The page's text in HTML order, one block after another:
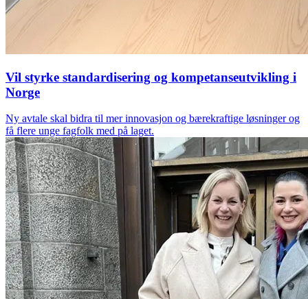
Vil styrke standardisering og kompetanseutvikling i
Norge
Ny avtale skal bidra til mer innovasjon og bærekraftige løsninger og
få flere unge fagfolk med på laget.